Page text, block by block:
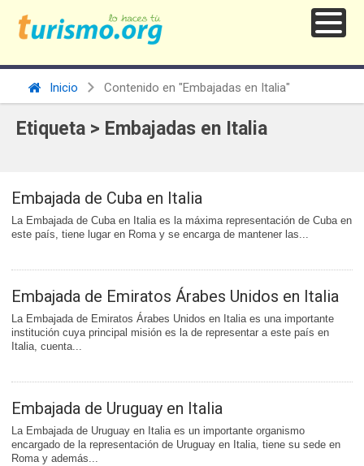
Inicio Contenido en "Embajadas en Italia"
Etiqueta > Embajadas en Italia
Embajada de Cuba en Italia
La Embajada de Cuba en Italia es la máxima representación de Cuba en
este país, tiene lugar en Roma y se encarga de mantener las...
Embajada de Emiratos Árabes Unidos en Italia
La Embajada de Emiratos Árabes Unidos en Italia es una importante
institución cuya principal misión es la de representar a este país en
Italia, cuenta...
Embajada de Uruguay en Italia
La Embajada de Uruguay en Italia es un importante organismo
encargado de la representación de Uruguay en Italia, tiene su sede en
Roma y además...